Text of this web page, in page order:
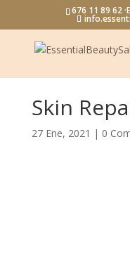
676 11 89 62
Skin
27 Ene, 2021 | 0